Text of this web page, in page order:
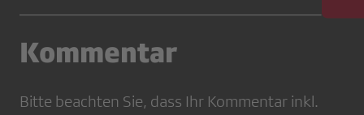
Kommentar
Bitte beachten Sie, dass Ihr Kommentar inkl.